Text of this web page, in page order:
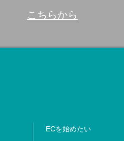
こちらから
ECを始めたい